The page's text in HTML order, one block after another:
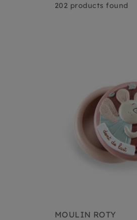
202 products found
MOULIN ROTY